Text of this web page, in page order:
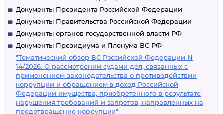
Документы Президента Российской Федерации
Документы Правительства Российской Федерации
Документы органов государственной власти РФ
Документы Президиума и Пленума ВС РФ
"Тематический обзор ВС Российской Федерации N
14/2026. О рассмотрении судами дел, связанных с
применением законодательства о противодействии
коррупции и обращением в доход Российской
Федерации имущества, приобретенного в результате
нарушения требований и запретов, направленных на
предотвращение коррупции"